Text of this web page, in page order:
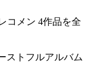
コメン 4作品を全
ストフルアルバム